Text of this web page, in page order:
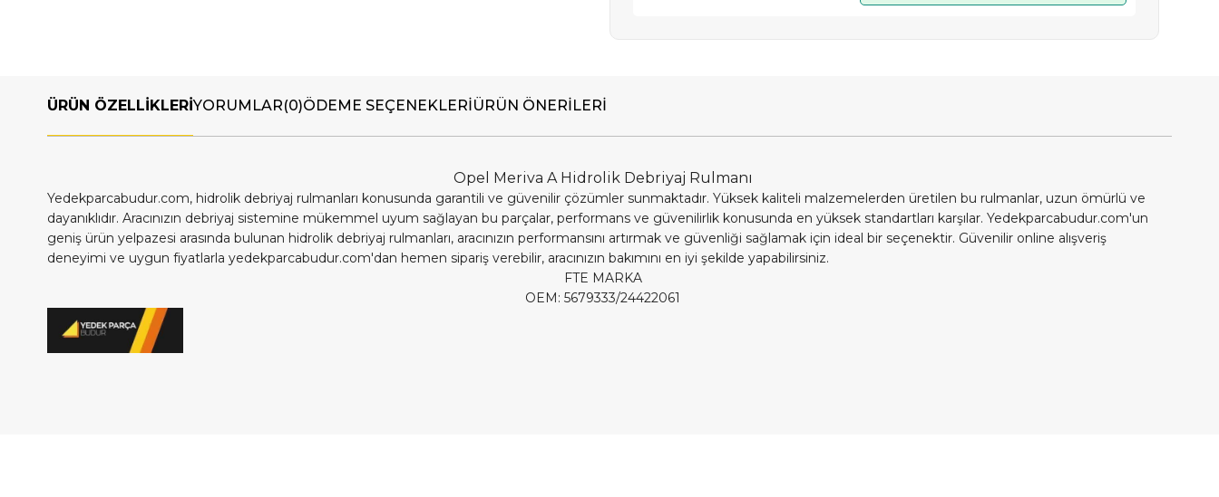
ÜRÜN ÖZELLIKLERIYORUMLAR(0)ÖDEME SEÇENEKLERIÜRÜN ÖNERILERI
Opel Meriva A Hidrolik Debriyaj Rulmanı
Yedekparcabudur.com, hidrolik debriyaj rulmanları konusunda garantili ve güvenilir çözümler sunmaktadır. Yüksek kaliteli malzemelerden üretilen bu rulmanlar, uzun ömürlü ve
dayanıklıdır. Aracınızın debriyaj sistemine mükemmel uyum sağlayan bu parçalar, performans ve güvenilirlik konusunda en yüksek standartları karşılar. Yedekparcabudur.com'un
geniş ürün yelpazesi arasında bulunan hidrolik debriyaj rulmanları, aracınızın performansını artırmak ve güvenliği sağlamak için ideal bir seçenektir. Güvenilir online alışveriş
deneyimi ve uygun fiyatlarla yedekparcabudur.com'dan hemen sipariş verebilir, aracınızın bakımını en iyi şekilde yapabilirsiniz.
FTE MARKA
OEM: 5679333/24422061